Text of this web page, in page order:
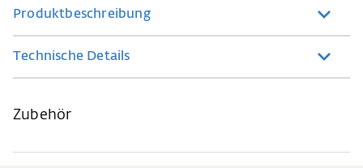
Produktbeschreibung
Technische Details
Zubehör